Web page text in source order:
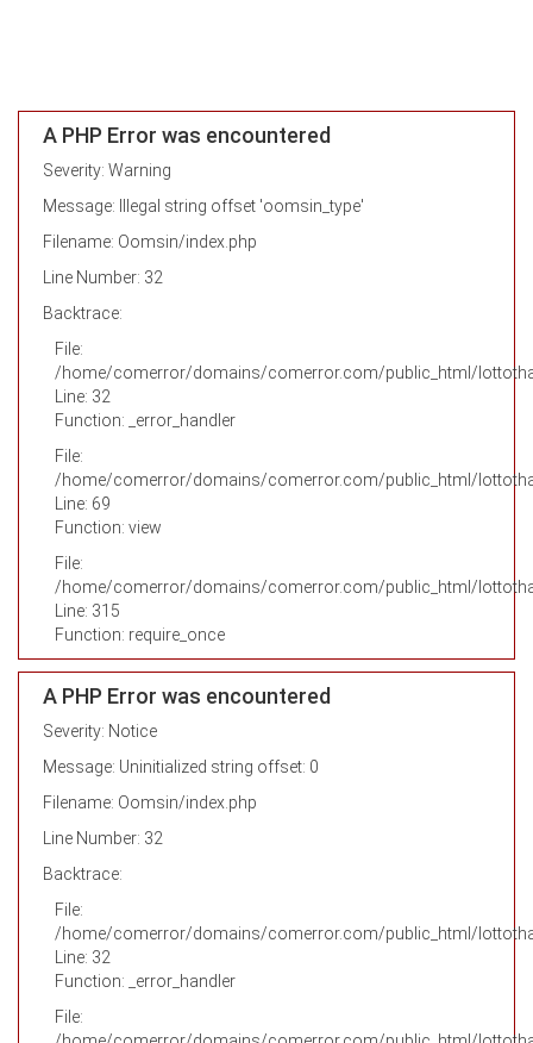
A PHP Error was encountered
Severity: Warning
Message: Illegal string offset 'oomsin_type'
Filename: Oomsin/index.php
Line Number: 32
Backtrace:
File:
/home/comerror/domains/comerror.com/public_html/
Line: 32
Function: _error_handler
File:
/home/comerror/domains/comerror.com/public_html/
Line: 69
Function: view
File:
/home/comerror/domains/comerror.com/public_html/
Line: 315
Function: require_once
A PHP Error was encountered
Severity: Notice
Message: Uninitialized string offset: 0
Filename: Oomsin/index.php
Line Number: 32
Backtrace:
File:
/home/comerror/domains/comerror.com/public_html/
Line: 32
Function: _error_handler
File: